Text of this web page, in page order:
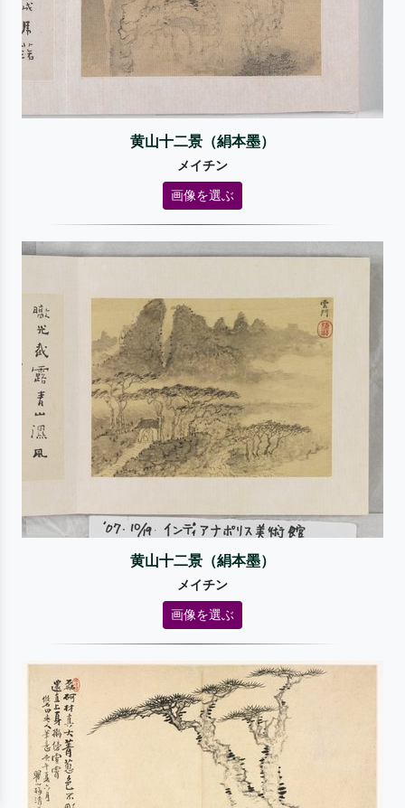
黄山十二景（絹本墨）
メイチン
画像を選ぶ
黄山十二景（絹本墨）
メイチン
画像を選ぶ